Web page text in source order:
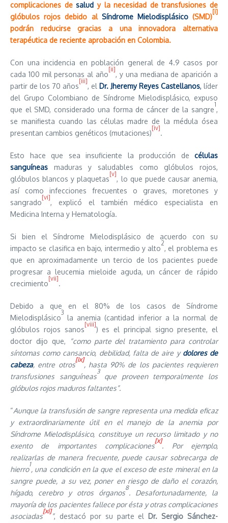
complicaciones desalud y la necesidad de transfusiones de
glóbulos rojos debido alSíndrome Mielodisplásico(SMD)
[i]
podrán reducirse gracias a una innovadora alternativa
terapéutica de reciente aprobación en Colombia.
Con una incidencia en población general de 4.9 casos por
cada 100 mil personas al año
[ii]
, y una mediana de aparición a
partir de los 70 años
[iii]
, el Dr. Jheremy Reyes Castellanos, líder
del Grupo Colombiano de Síndrome Mielodisplásico, expuso
que el SMD, considerado una forma de cáncer de la sangre
1
,
se manifiesta cuando las células madre de la médula ósea
presentan cambios genéticos (mutaciones)
[iv]
.
Esto hace que sea insuficiente la producción de células
sanguíneas maduras y saludables como glóbulos rojos,
glóbulos blancos y plaquetas
[v]
, lo que puede causar anemia,
así como infecciones frecuentes o graves, moretones y
sangrado
[vi]
, explicó el también médico especialista en
Medicina Interna y Hematología.
Si bien el Síndrome Mielodisplásico de acuerdo con su
impacto se clasifica en bajo, intermedio y alto
2
, el problema es
que en aproximadamente un tercio de los pacientes puede
progresar a leucemia mieloide aguda, un cáncer de rápido
crecimiento
[vii]
.
Debido a que en el 80% de los casos de Síndrome
Mielodisplásico
3
la anemia (cantidad inferior a la normal de
glóbulos rojos sanos
[viii]
) es el principal signo presente, el
doctor dijo que,
“como parte del tratamiento para controlar
síntomas como cansancio, debilidad, falta de aire y dolores de
cabeza, entre otros
[ix]
, hasta 90% de los pacientes requieren
transfusiones sanguíneas
3
que proveen temporalmente los
glóbulos rojos maduros faltantes”‎.
“Aunque la transfusión de sangre representa una medida eficaz
y extraordinariamente útil en el manejo de la anemia por
Síndrome Mielodisplásico, constituye un recurso limitado y no
exento de importantes complicaciones
[x]
. Por ejemplo,
realizarlas de manera frecuente, puede causar sobrecarga de
hierro
1
, una condición en la que el exceso de este mineral en la
sangre puede, a su vez, poner en riesgo de daño el corazón,
hígado, cerebro y otros órganos
8
. Desafortunadamente, la
mayoría de los pacientes fallece por ésta y otras complicaciones
asociadas
[xi]
”, destacó por su parte el Dr. Sergio Sánchez-